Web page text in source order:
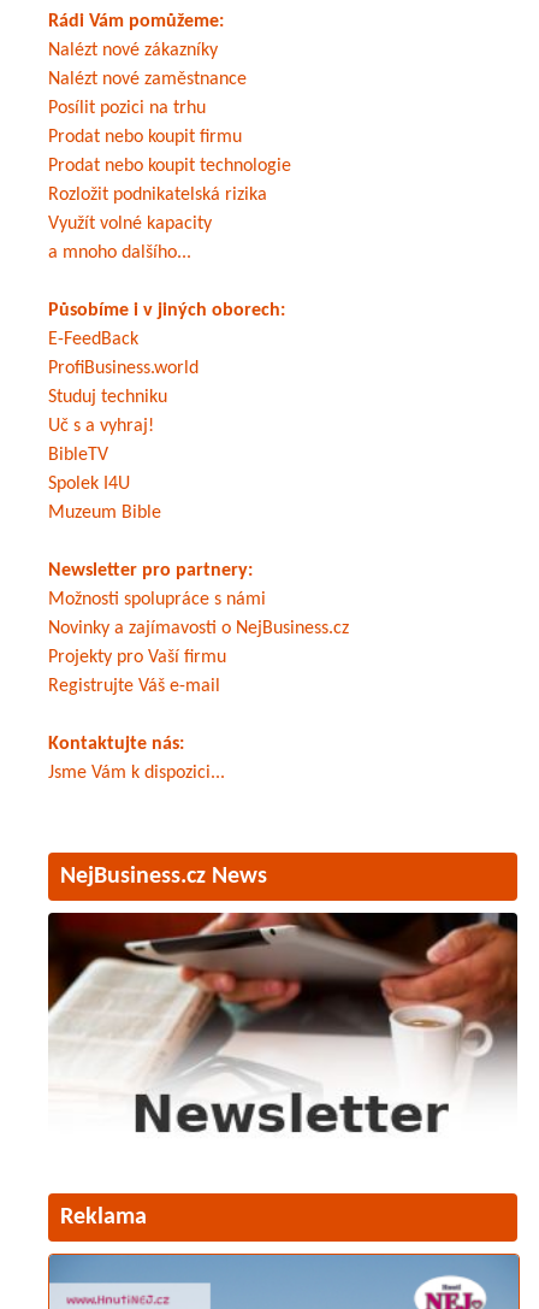
Rádi Vám pomůžeme:
Nalézt nové zákazníky
Nalézt nové zaměstnance
Posílit pozici na trhu
Prodat nebo koupit firmu
Prodat nebo koupit technologie
Rozložit podnikatelská rizika
Využít volné kapacity
a mnoho dalšího...
Působíme i v jiných oborech:
E-FeedBack
ProfiBusiness.world
Studuj techniku
Uč s a vyhraj!
BibleTV
Spolek I4U
Muzeum Bible
Newsletter pro partnery:
Možnosti spolupráce s námi
Novinky a zajímavosti o NejBusiness.cz
Projekty pro Vaší firmu
Registrujte Váš e-mail
Kontaktujte nás:
Jsme Vám k dispozici...
NejBusiness.cz News
Reklama